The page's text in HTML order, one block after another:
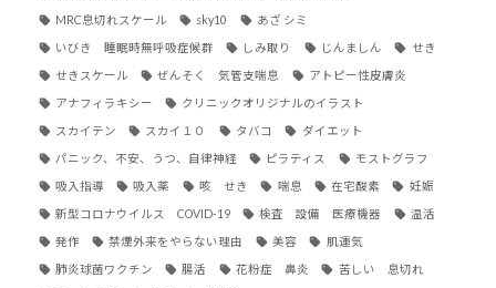
MRC息切れスケール sky10 あざ シミ
いびき 睡眠時無呼吸症候群 しみ取り じんましん せき
せきスケール ぜんそく 気管支喘息 アトピー性皮膚炎
アナフィラキシー クリニックオリジナルのイラスト
スカイテン スカイ１０ タバコ ダイエット
パニック、不安、うつ、自律神経 ピラティス モストグラフ
吸入指導 吸入薬 咳 せき 喘息 在宅酸素 妊娠
新型コロナウイルス COVID-19 検査 設備 医療機器 温活
発作 禁煙外来をやらない理由 美容 肌運気
肺炎球菌ワクチン 腸活 花粉症 鼻炎 苦しい 息切れ